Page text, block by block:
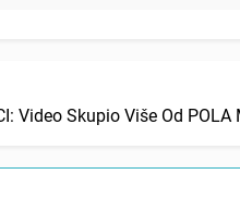
Video Skupio Više Od